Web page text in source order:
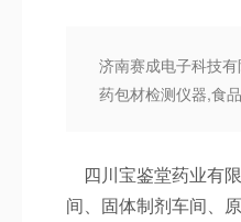
济南赛成电子科技
药包材检测仪器,食
四川宝鉴堂药业有
间、固体制剂车间、